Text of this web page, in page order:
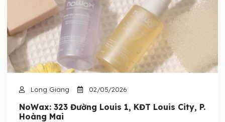
Long Giang 02/05/2026
NoWax: 323 Đường Louis 1, KĐT Louis City, P.
Hoàng Mai